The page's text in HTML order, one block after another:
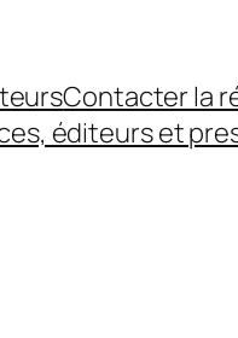
Contacter la
éditeurs et